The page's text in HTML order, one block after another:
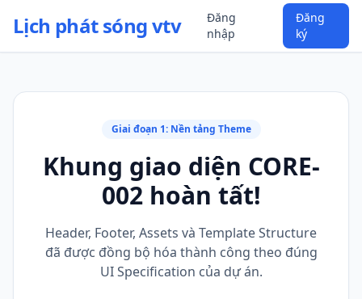
Lịch phát sóng vtv
Đăng
nhập
Đăng
ký
Giai đoạn 1: Nền tảng Theme
Khung giao diện CORE-
002 hoàn tất!
Header, Footer, Assets và Template Structure
đã được đồng bộ hóa thành công theo đúng
UI Specification của dự án.